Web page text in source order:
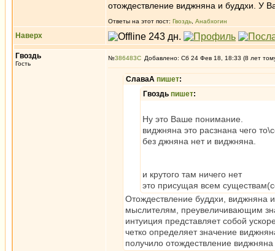
отождествление виджняна и буддхи. У
Ответы на этот пост: Гвоздь Анабхогин
Наверх
Гвоздь
Гость
№386483 Добавлено: Сб 24 Фев 18, 18:33 (8 лет
СлаваА пишет:
Гвоздь пишет:
Ну это Ваше понимание.
виджняна это расзнана чего
без джняна нет и виджняна.
и крутого там ничего нет
это присущая всем
Отождествление буддхи, виджняна
мыслителям, преувеличивающим
интуиция представляет собой
четко определяет значение
получило отождествление